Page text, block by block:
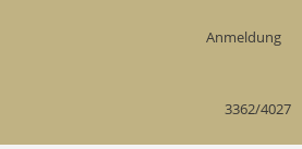
Anmeldung
3362/4027